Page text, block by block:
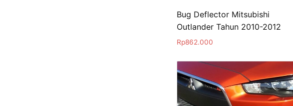
Bug Deflector Mitsubishi
Outlander Tahun 2010-2012
Rp862.000